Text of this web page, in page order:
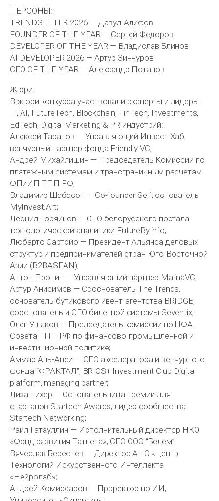
ПЕРСОНЫ:
TRENDSETTER 2026 — Давуд Алифов
FOUNDER OF THE YEAR — Сергей Федоров
DEVELOPER OF THE YEAR — Владислав Блинов
AI DEVELOPER 2026 — Артур Зиннуров
CEO OF THE YEAR — Александр Потапов
Жюри:
В жюри конкурса участвовали эксперты и лидеры:
IT, AI, FutureTech, Blockchain, FinTech, Investments,
EdTech, Digital Marketing & PR индустрий:.
Алексей Таранов — Управляющий Инвест Хаб,
венчурный партнер фонда Friendly VC;
Андрей Михайлишин — Председатель Комиссии по
платежным системам и трансграничным расчетам
ФПиИП ТПП РФ;
Владимир Шабасон — Сo-founder Self, основатель
MyInvest.Art;
Леонид Горяинов — CEO белорусского портала
технологической аналитики FutureBy.info;
Любарто Сартойо — Президент Альянса деловых
структур и предпринимателей стран Юго-Восточной
Азии (B2BASEAN);
Антон Пронин — Управляющий партнер MalinaVC;
Артур Анисимов — Сооснователь The Trends,
основатель бутикового ивент-агентства BRIDGE,
сооснователь и СЕО билетной системы Seventix;
Олег Ушаков — Председатель комиссии по ЦФА
Совета ТПП РФ по финансово-промышленной и
инвестиционной политике;
Аммар Аль-Анси — СЕО акселератора и венчурного
фонда “ФРАКТАЛ”, BRICS+ Investment Club Digital
platform, managing partner;
Лиза Тихер — Основательница премии для
стартапов Startech.Awards, лидер сообщества
Startech Networking;
Раил Гатауллин — Исполнительный директор НКО
«Фонд развития Татнета», СЕО ООО “Белем”;
Вячеслав Береснев — Директор АНО «Центр
Технологий Искусственного Интеллекта
«Нейролаб»;
Андрей Комиссаров — Проректор по ИИ,